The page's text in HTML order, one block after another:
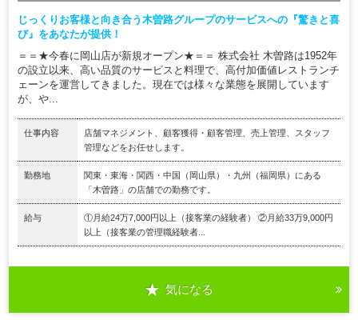
じっくりお客様と向き合う木曽路グループのサービスへの『驚きと喜
び』をあなたが提供！
＝＝★今春に岡山店が新規オープン★＝＝ 株式会社 木曽路は1952年
の設立以来、高い品質のサービスと料理で、高付加価値レストランチ
ェーンを運営してきました。現在では様々な業態を展開しています
が、や...
仕事内容
店舗マネジメント、顧客獲得・顧客管理、売上管理、スタッフ
管理などをお任せします。
勤務地
関東・東海・関西・中国（岡山県）・九州（福岡県）にある
「木曽路」の店舗での勤務です。
給与
①月給24万7,000円以上（接客業の経験者） ②月給33万9,000円
以上（接客業の管理職経験者...
気になる